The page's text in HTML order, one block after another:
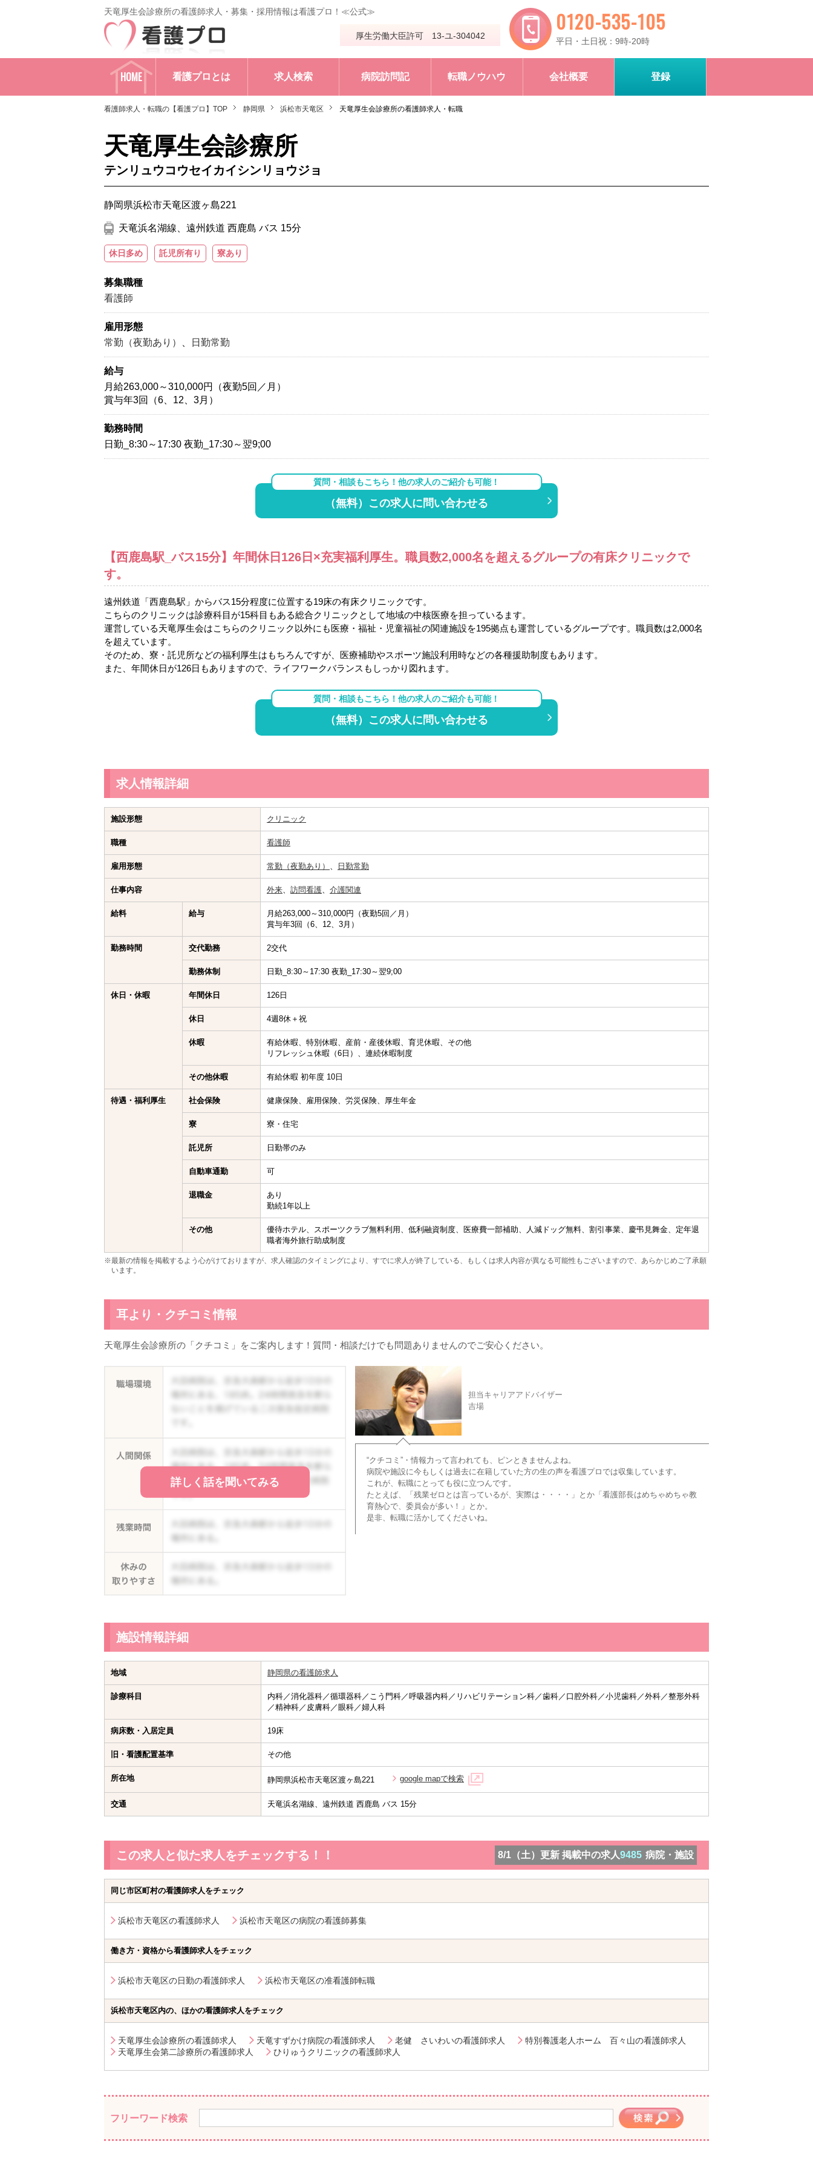
天竜厚生会診療所の看護師求人・募集・採用情報は看護プロ！≪公式≫
厚生労働大臣許可 13-ユ-304042
0120-535-105
平日・土日祝：9時-20時
HOME 看護プロとは 求人検索 病院訪問記 転職ノウハウ 会社概要 登録
看護師求人・転職の【看護プロ】TOP 静岡県 浜松市天竜区 天竜厚生会診療所の看護師求人・転職
天竜厚生会診療所
テンリュウコウセイカイシンリョウジョ
静岡県浜松市天竜区渡ヶ島221
天竜浜名湖線、遠州鉄道 西鹿島 バス 15分
休日多め 託児所有り 寮あり
募集職種
看護師
雇用形態
常勤（夜勤あり）
日勤常勤
給与
月給263,000～310,000円（夜勤5回／月）
賞与年3回（6、12、3月）
勤務時間
日勤_8:30～17:30 夜勤_17:30～翌9;00
質問・相談もこちら！他の求人のご紹介も可能！
（無料）この求人に問い合わせる
【西鹿島駅_バス15分】年間休日126日×充実福利厚生。職員数2,000名を超えるグループの有床クリニックで
す。
遠州鉄道「西鹿島駅」からバス15分程度に位置する19床の有床クリニックです。
こちらのクリニックは診療科目が15科目もある総合クリニックとして地域の中核医療を担っているます。
運営している天竜厚生会はこちらのクリニック以外にも医療・福祉・児童福祉の関連施設を195拠点も運営しているグループです。職員数は2,000名
を超えています。
そのため、寮・託児所などの福利厚生はもちろんですが、医療補助やスポーツ施設利用時などの各種援助制度もあります。
また、年間休日が126日もありますので、ライフワークバランスもしっかり図れます。
質問・相談もこちら！他の求人のご紹介も可能！
（無料）この求人に問い合わせる
求人情報詳細
施設形態 クリニック
職種 看護師
雇用形態 常勤（夜勤あり） 、 日勤常勤
仕事内容 外来、 訪問看護、 介護関連
給料 給与
月給263,000～310,000円（夜勤5回／月）
賞与年3回（6、12、3月）
勤務時間 交代勤務 2交代
勤務体制 日勤_8:30～17:30 夜勤_17:30～翌9;00
休日・休暇 年間休日 126日
休日 4週8休＋祝
休暇
有給休暇、特別休暇、産前・産後休暇、育児休暇、その他
リフレッシュ休暇（6日）、連続休暇制度
その他休暇 有給休暇 初年度 10日
待遇・福利厚生 社会保険 健康保険、雇用保険、労災保険、厚生年金
寮 寮・住宅
託児所 日勤帯のみ
自動車通勤 可
退職金
あり
勤続1年以上
その他
優待ホテル、スポーツクラブ無料利用、低利融資制度、医療費一部補助、人減ドッグ無料、割引事業、慶弔見舞金、定年退
職者海外旅行助成制度
※最新の情報を掲載するよう心がけておりますが、求人確認のタイミングにより、すでに求人が終了している、もしくは求人内容が異なる可能性もございますので、あらかじめご了承願
います。
耳より・クチコミ情報
天竜厚生会診療所の「クチコミ」をご案内します！質問・相談だけでも問題ありませんのでご安心ください。
詳しく話を聞いてみる
担当キャリアアドバイザー
吉場
“クチコミ”・情報力って言われても、ピンときませんよね。
病院や施設に今もしくは過去に在籍していた方の生の声を看護プロでは収集しています。
これが、転職にとっても役に立つんです。
たとえば、「残業ゼロとは言っているが、実際は・・・・」とか「看護部長はめちゃめちゃ教
育熱心で、委員会が多い！」とか。
是非、転職に活かしてくださいね。
施設情報詳細
地域 静岡県の看護師求人
診療科目
内科／消化器科／循環器科／こう門科／呼吸器内科／リハビリテーション科／歯科／口腔外科／小児歯科／外科／整形外科
／精神科／皮膚科／眼科／婦人科
病床数・入居定員 19床
旧・看護配置基準 その他
所在地 静岡県浜松市天竜区渡ヶ島221 google mapで検索
交通 天竜浜名湖線、遠州鉄道 西鹿島 バス 15分
この求人と似た求人をチェックする！！ 8/1（土）更新 掲載中の求人9485 病院・施設
同じ市区町村の看護師求人をチェック
浜松市天竜区の看護師求人 浜松市天竜区の病院の看護師募集
働き方・資格から看護師求人をチェック
浜松市天竜区の日勤の看護師求人 浜松市天竜区の准看護師転職
浜松市天竜区内の、ほかの看護師求人をチェック
天竜厚生会診療所の看護師求人 天竜すずかけ病院の看護師求人 老健 さいわいの看護師求人
特別養護老人ホーム 百々山の看護師求人
天竜厚生会第二診療所の看護師求人
ひりゅうクリニックの看護師求人
フリーワード検索